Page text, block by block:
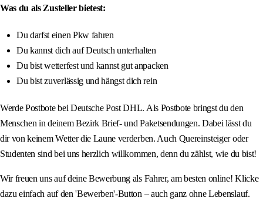
Was du als Zusteller bietest:
Du darfst einen Pkw fahren
Du kannst dich auf Deutsch unterhalten
Du bist wetterfest und kannst gut anpacken
Du bist zuverlässig und hängst dich rein
Werde Postbote bei Deutsche Post DHL. Als Postbote bringst du den
Menschen in deinem Bezirk Brief- und Paketsendungen. Dabei lässt du
dir von keinem Wetter die Laune verderben. Auch Quereinsteiger oder
Studenten sind bei uns herzlich willkommen, denn du zählst, wie du bist!
Wir freuen uns auf deine Bewerbung als Fahrer, am besten online! Klicke
dazu einfach auf den 'Bewerben'-Button – auch ganz ohne Lebenslauf.